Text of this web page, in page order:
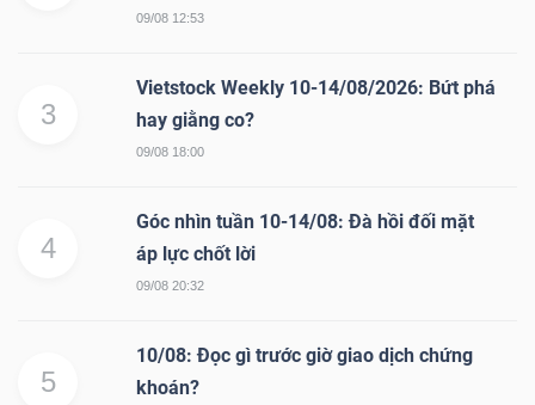
09/08 12:53
3
Vietstock Weekly 10-14/08/2026: Bứt phá
hay giằng co?
09/08 18:00
4
Góc nhìn tuần 10-14/08: Đà hồi đối mặt
áp lực chốt lời
09/08 20:32
5
10/08: Đọc gì trước giờ giao dịch chứng
khoán?
Cổ phiếu Chỉ số Chứng chỉ quỹ Chứng
Người nội bộ
tức